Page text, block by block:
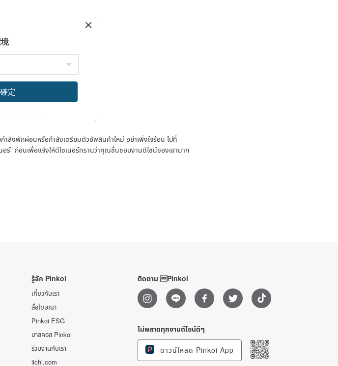
กำลังพักผ่อนหรือกำลังเตรียมตัวอัพสินค้าใหม่ อย่าเพิ่งใจร้อน ไปที่
อร์" ก่อนเพื่อแจ้งให้ดีไซเนอร์ทราบว่าคุณชื่นชอบงานดีไซน์ของเขามาก
รู้จัก Pinkoi
เกี่ยวกับเรา
สื่อโฆษณา
Pinkoi ESG
มาสคอส Pinkoi
ร่วมงานกับเรา
iichi.com
ติดตาม Pinkoi
ไม่พลาดทุกงานดีไซน์ดีๆ
ดาวน์โหลด Pinkoi App
確定